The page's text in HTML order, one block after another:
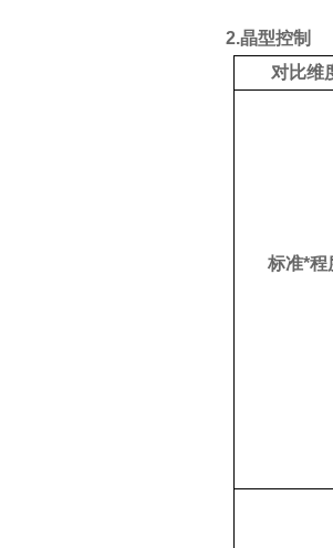
2.晶型控制
对比维
标准*程